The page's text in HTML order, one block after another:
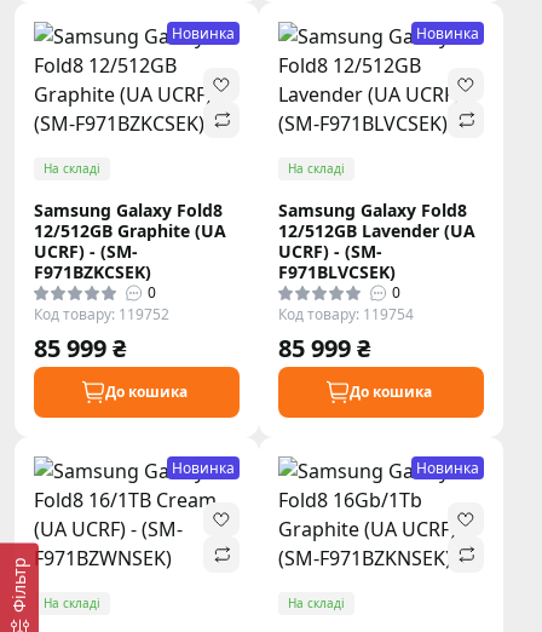
Фільтр
Новинка
На складі
Samsung Galaxy Fold8
12/512GB Graphite (UA
UCRF) - (SM-
F971BZKCSEK)
0
Код товару: 119752
85 999 ₴
До кошика
Новинка
На складі
Samsung Galaxy Fold8
12/512GB Lavender (UA
UCRF) - (SM-
F971BLVCSEK)
0
Код товару: 119754
85 999 ₴
До кошика
Новинка
На складі
Новинка
На складі